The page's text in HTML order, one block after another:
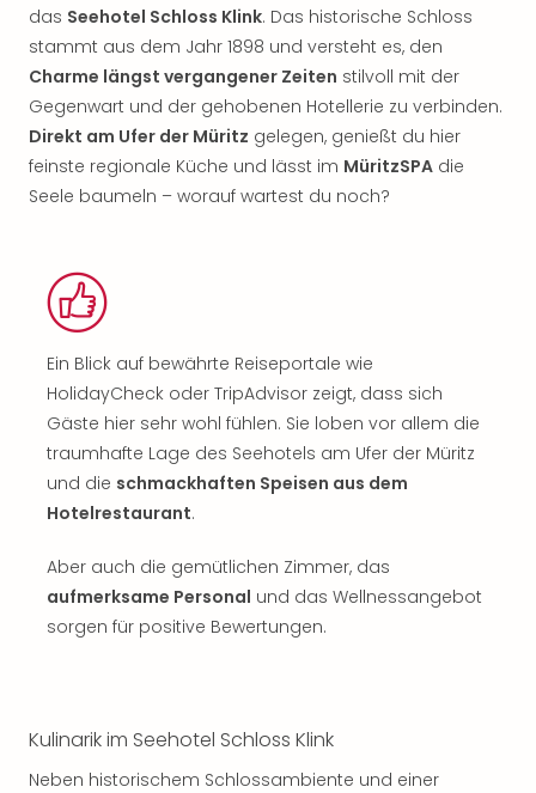
das Seehotel Schloss Klink. Das historische Schloss
stammt aus dem Jahr 1898 und versteht es, den
Charme längst vergangener Zeiten stilvoll mit der
Gegenwart und der gehobenen Hotellerie zu verbinden.
Direkt am Ufer der Müritz gelegen, genießt du hier
feinste regionale Küche und lässt im MüritzSPA die
Seele baumeln – worauf wartest du noch?
Ein Blick auf bewährte Reiseportale wie
HolidayCheck oder TripAdvisor zeigt, dass sich
Gäste hier sehr wohl fühlen. Sie loben vor allem die
traumhafte Lage des Seehotels am Ufer der Müritz
und die schmackhaften Speisen aus dem
Hotelrestaurant.
Aber auch die gemütlichen Zimmer, das
aufmerksame Personal und das Wellnessangebot
sorgen für positive Bewertungen.
Kulinarik im Seehotel Schloss Klink
Neben historischem Schlossambiente und einer